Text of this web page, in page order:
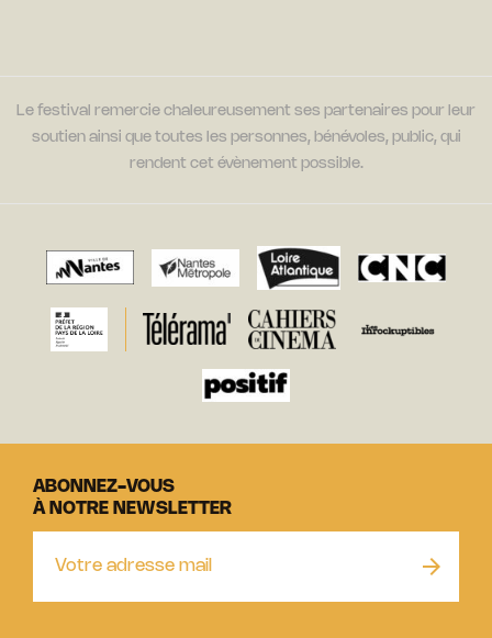
Le festival remercie chaleureusement ses partenaires pour leur
soutien ainsi que toutes les personnes, bénévoles, public, qui
rendent cet évènement possible.
ABONNEZ-VOUS
À NOTRE NEWSLETTER